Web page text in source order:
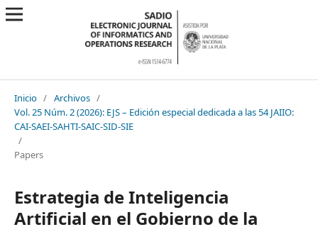
Inicio / Archivos /
Vol. 25 Núm. 2 (2026): EJS – Edición especial dedicada a las 54 JAIIO:
CAI-SAEI-SAHTI-SAIC-SID-SIE
/
Papers
Estrategia de Inteligencia
Artificial en el Gobierno de la